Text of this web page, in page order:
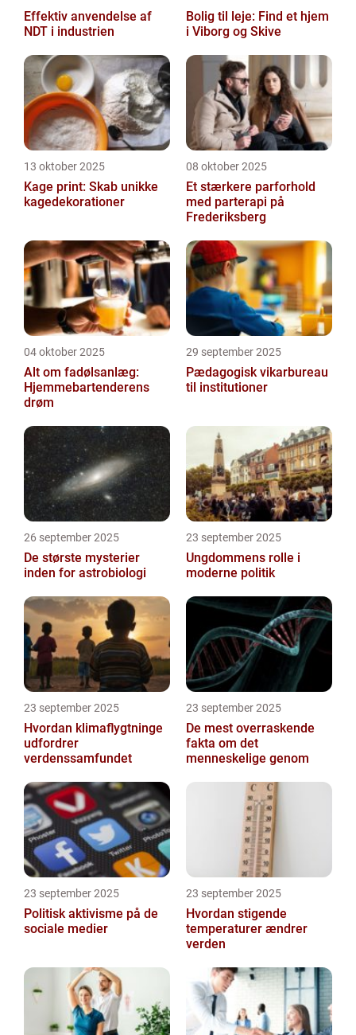
Effektiv anvendelse af
NDT i industrien
Bolig til leje: Find et hjem
i Viborg og Skive
13 oktober 2025
Kage print: Skab unikke
kagedekorationer
08 oktober 2025
Et stærkere parforhold
med parterapi på
Frederiksberg
04 oktober 2025
Alt om fadølsanlæg:
Hjemmebartenderens
drøm
29 september 2025
Pædagogisk vikarbureau
til institutioner
26 september 2025
De største mysterier
inden for astrobiologi
23 september 2025
Ungdommens rolle i
moderne politik
23 september 2025
Hvordan klimaflygtninge
udfordrer
verdenssamfundet
23 september 2025
De mest overraskende
fakta om det
menneskelige genom
23 september 2025
Politisk aktivisme på de
sociale medier
23 september 2025
Hvordan stigende
temperaturer ændrer
verden